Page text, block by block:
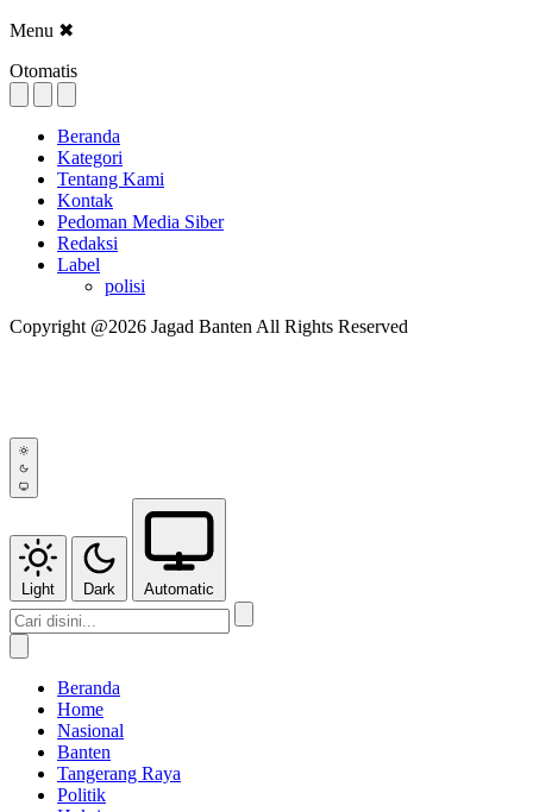
Menu ✖
Otomatis
Beranda
Kategori
Tentang Kami
Kontak
Pedoman Media Siber
Redaksi
Label
polisi
Copyright @2026 Jagad Banten All Rights Reserved
Light Dark Automatic
Beranda
Home
Nasional
Banten
Tangerang Raya
Politik